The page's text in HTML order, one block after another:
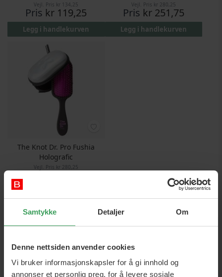
Samtykke Detaljer Om
Denne nettsiden anvender cookies
Vi bruker informasjonskapsler for å gi innhold og
annonser et personlig preg, for å levere sosiale
Vejl. Pris kr 134,25
Pris kr 119,25
Legg i handlekurven
Vejl. Pris kr 280,25
Pris kr 251,75
Legg i handlekurven
The Knot Dr. Pro Fushia
Holografic
Vejl. Pris kr 280,25